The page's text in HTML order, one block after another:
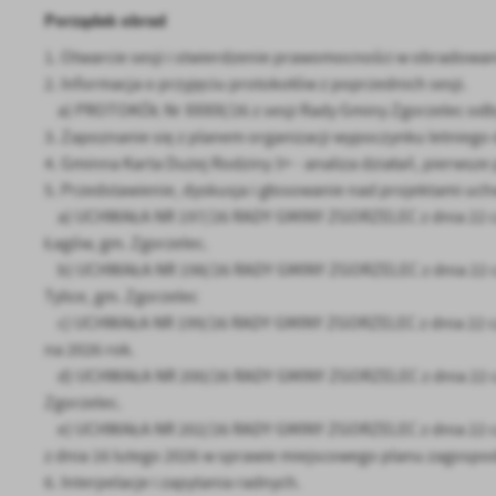
Porządek obrad
1. Otwarcie sesji i stwierdzenie prawomocności w
2. Informacja o przyjęciu protokołów z poprzednich sesji.
a) PROTOKÓŁ Nr XXXIX/26 z sesji Rady Gminy Zgorzelec
3. Zapoznanie się z planem organizacji wypoczynku
4. Gminna Karta Dużej Rodziny 3+ - analiza działań, pierwsze
5. Przedstawienie, dyskusja i głosowanie nad projektami
a) UCHWAŁA NR 197/26 RADY GMINY ZGORZELEC z dnia
Łagów, gm. Zgorzelec.
b) UCHWAŁA NR 198/26 RADY GMINY ZGORZELEC z dnia
Tylice, gm. Zgorzelec
c) UCHWAŁA NR 199/26 RADY GMINY ZGORZELEC z dnia
na 2026 rok.
d) UCHWAŁA NR 200/26 RADY GMINY ZGORZELEC z
Zgorzelec.
e) UCHWAŁA NR 202/26 RADY GMINY ZGORZELEC z dnia
z dnia 16 lutego 2026 w sprawie miejscowego planu
6. Interpelacje i zapytania radnych.